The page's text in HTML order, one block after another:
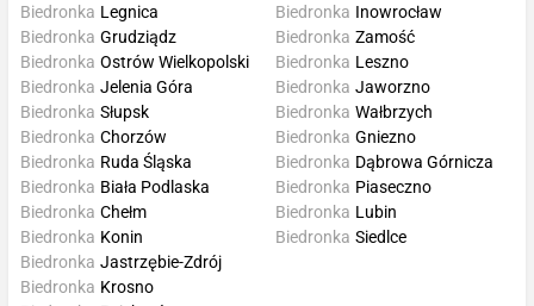
Biedronka Legnica
Biedronka Grudziądz
Biedronka Inowrocław
Biedronka Zamość
Biedronka Ostrów Wielkopolski
Biedronka Jelenia Góra
Biedronka Słupsk
Biedronka Chorzów
Biedronka Leszno
Biedronka Jaworzno
Biedronka Wałbrzych
Biedronka Gniezno
Biedronka Ruda Śląska
Biedronka Biała Podlaska
Biedronka Chełm
Biedronka Konin
Biedronka Dąbrowa Górnicza
Biedronka Piaseczno
Biedronka Lubin
Biedronka Siedlce
Biedronka Jastrzębie-Zdrój
Biedronka Krosno